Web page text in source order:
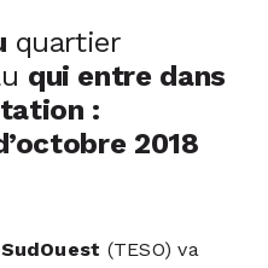
quartier
qui entre dans
:
2018
(TESO) va